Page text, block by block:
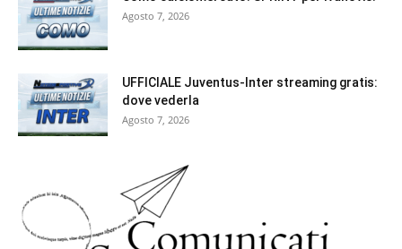
Agosto 7, 2026
UFFICIALE Juventus-Inter streaming gratis:
dove vederla
Agosto 7, 2026